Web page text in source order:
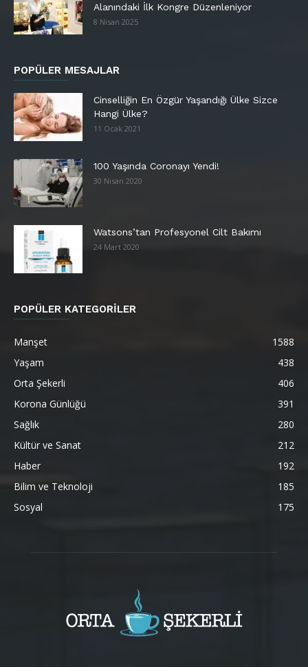
Alanındaki İlk Kongre Düzenleniyor
8 Nisan 2025
POPÜLER MESAJLAR
Cinselliğin En Özgür Yaşandığı Ülke Sizce
Hangi Ülke?
11 Ocak 2021
100 Yaşında Coronayı Yendi!
30 Nisan 2020
Watsons’tan Profesyonel Cilt Bakımı
24 Mart 2020
POPÜLER KATEGORİLER
Manşet
1588
Yaşam
438
Orta Şekerli
406
Korona Günlüğü
391
Sağlık
280
Kültür ve Sanat
212
Haber
192
Bilim ve Teknoloji
185
Sosyal
175